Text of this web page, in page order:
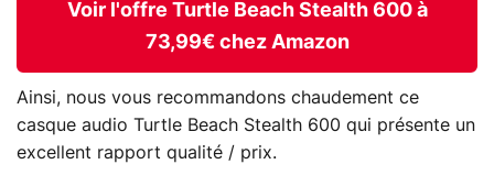
Voir l'offre Turtle Beach Stealth 600 à
73,99€ chez Amazon
Ainsi, nous vous recommandons chaudement ce
casque audio Turtle Beach Stealth 600 qui présente un
excellent rapport qualité / prix.